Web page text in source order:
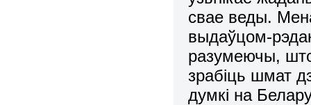
свае веды.
выдаўцом-
разумеючы,
зрабіць шмат
думкі на